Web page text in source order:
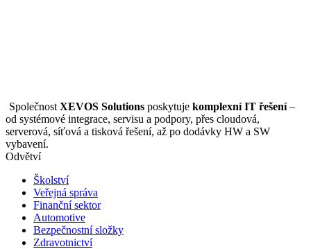
Společnost XEVOS Solutions poskytuje komplexní IT řešení–
od systémové integrace, servisu a podpory, přes cloudová,
serverová, síťová a tisková řešení, až po dodávky HW a SW
vybavení.
Odvětví
Školství
Veřejná správa
Finanční sektor
Automotive
Bezpečnostní složky
Zdravotnictví